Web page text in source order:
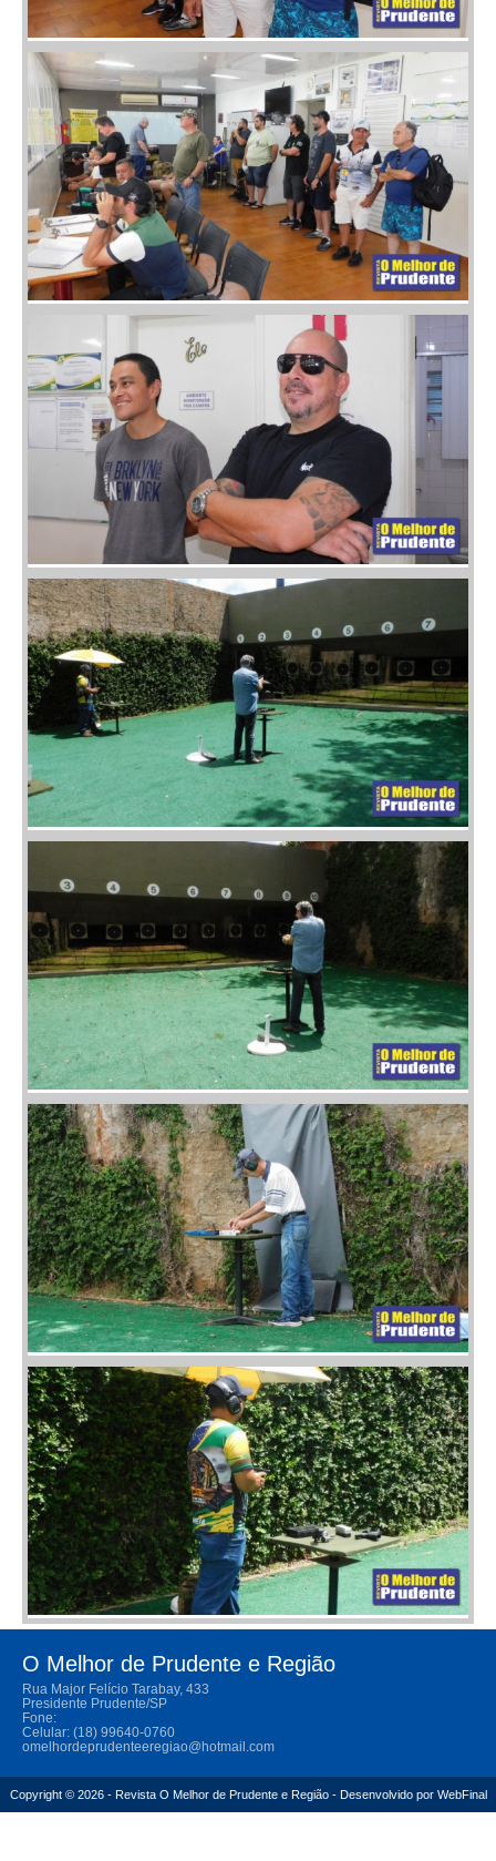
O Melhor de Prudente e Região
Rua Major Felício Tarabay, 433
Presidente Prudente/SP
Fone:
Celular: (18) 99640-0760
omelhordeprudenteeregiao@hotmail.com
Copyright © 2026 - Revista O Melhor de Prudente e Região - Desenvolvido por WebFinal